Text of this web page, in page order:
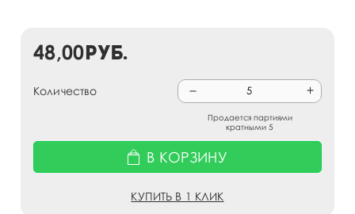
48,00руб.
Количество
Продается партиями
кратными 5
В КОРЗИНУ
КУПИТЬ В 1 КЛИК